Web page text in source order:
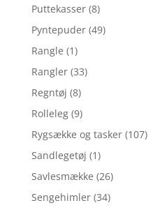
Puttekasser (8)
Pyntepuder (49)
Rangle (1)
Rangler (33)
Regntøj (8)
Rolleleg (9)
Rygsække og tasker (107)
Sandlegetøj (1)
Savlesmække (26)
Sengehimler (34)